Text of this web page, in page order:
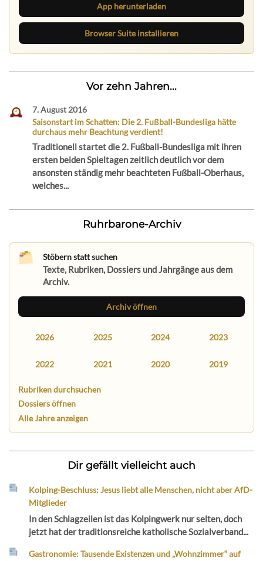
App herunterladen
Browser Suite installieren
Vor zehn Jahren...
7. August 2016
Saisonstart im Schatten: Die 2. Fußball-Bundesliga hätte
durchaus mehr Beachtung verdient!
Traditionell startet die 2. Fußball-Bundesliga mit ihren
ersten beiden Spieltagen zeitlich deutlich vor dem
ansonsten ständig mehr beachteten Fußball-Oberhaus,
welches...
Ruhrbarone-Archiv
Stöbern statt suchen
Texte, Rubriken, Dossiers und Jahrgänge aus dem
Archiv.
Archiv öffnen
2026 2025 2024 2023
2022 2021 2020 2019
Rubriken durchsuchen
Dossiers öffnen
Alle Jahre anzeigen
Dir gefällt vielleicht auch
Kolping-Beschluss: Jesus liebt alle Menschen, nicht aber AfD-
Mitglieder
In den Schlagzeilen ist das Kolpingwerk nur selten, doch
jetzt hat der traditionsreiche katholische Sozialverband...
Gastronomie: Tausende Existenzen und „Wohnzimmer“ auf